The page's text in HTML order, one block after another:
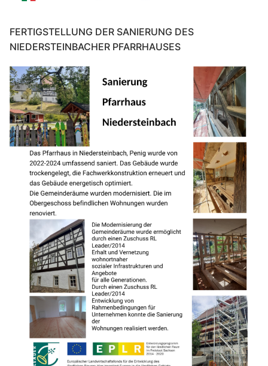
FERTIGSTELLUNG DER SANIERUNG DES
NIEDERSTEINBACHER PFARRHAUSES